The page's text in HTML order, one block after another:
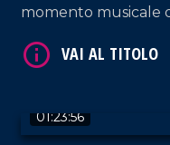
momento musicale
01:23:56